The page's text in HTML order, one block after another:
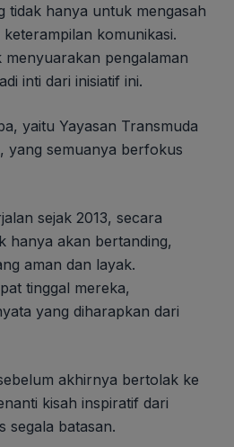
tidak hanya untuk mengasah
komunikasi.
pengalaman
inti dari inisiatif ini.
yaitu Yayasan Transmuda
yang semuanya berfokus
sejak 2013, secara
hanya akan bertanding,
aman dan layak.
tinggal mereka,
yang diharapkan dari
akhirnya bertolak ke
kisah inspiratif dari
segala batasan.